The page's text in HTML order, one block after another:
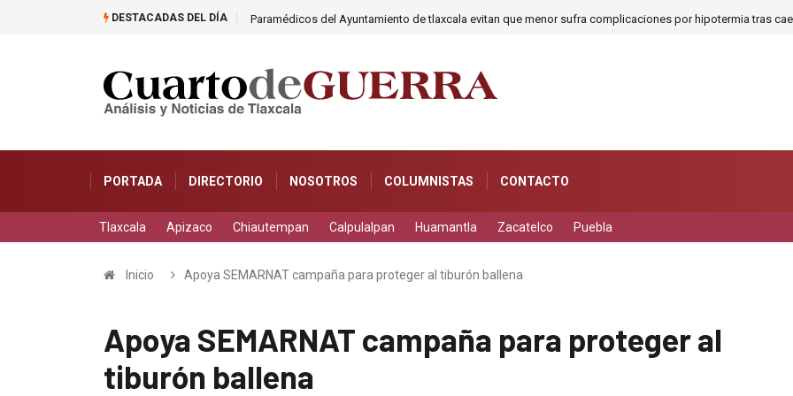
DESTACADAS DEL DÍA Paramédicos del Ayuntamiento de tlaxcala evitan que menor sufra complicaciones por hipotermia tras caer
PORTADA DIRECTORIO NOSOTROS COLUMNISTAS CONTACTO
Tlaxcala Apizaco Chiautempan Calpulalpan Huamantla Zacatelco Puebla
Inicio Apoya SEMARNAT campaña para proteger al tiburón ballena
Apoya SEMARNAT campaña para proteger al
tiburón ballena